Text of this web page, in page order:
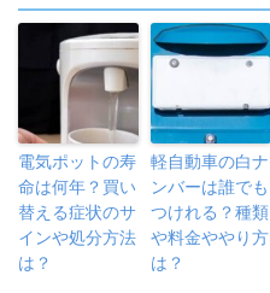
電気ポットの寿
命は何年？買い
替える症状のサ
インや処分方法
は？
軽自動車の白ナ
ンバーは誰でも
つけれる？種類
や料金ややり方
は？